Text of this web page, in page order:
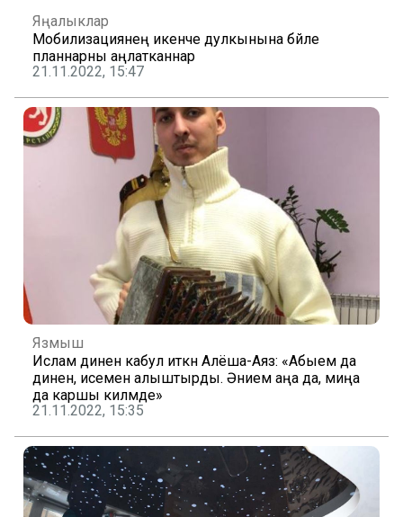
Яңалыклар
Мобилизациянең икенче дулкынына бәйле
планнарны аңлатканнар
21.11.2022, 15:47
Язмыш
Ислам динен кабул иткән Алёша-Аяз: «Абыем да
динен, исемен алыштырды. Әнием аңа да, миңа
да каршы килмәде»
21.11.2022, 15:35